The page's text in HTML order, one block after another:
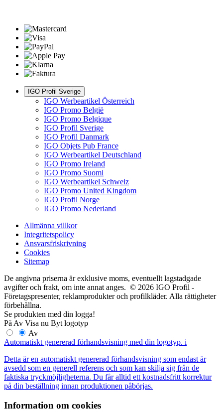
IGO Profil Sverige
IGO Werbeartikel Österreich
IGO Promo België
IGO Promo Belgique
IGO Profil Sverige
IGO Profil Danmark
IGO Objets Pub France
IGO Werbeartikel Deutschland
IGO Promo Ireland
IGO Promo Suomi
IGO Werbeartikel Schweiz
IGO Promo United Kingdom
IGO Profil Norge
IGO Promo Nederland
Allmänna villkor
Integritetspolicy
Ansvarsfriskrivning
Cookies
Sitemap
De angivna priserna är exklusive moms, eventuellt lagstadgade
avgifter och frakt, om inte annat anges. © 2026 IGO Profil -
Företagspresenter, reklamprodukter och profilkläder. Alla rättigheter
förbehållna.
Se produkten med din logga!
På Av Visa nu Byt logotyp
Av
Automatiskt genererad förhandsvisning med din logotyp. i
Detta är en automatiskt genererad förhandsvisning som endast är
avsedd som en generell referens och som kan skilja sig från de
faktiska tryckmöjligheterna. Du får alltid ett kostnadsfritt korrektur
på din beställning innan produktionen påbörjas.
Information om cookies